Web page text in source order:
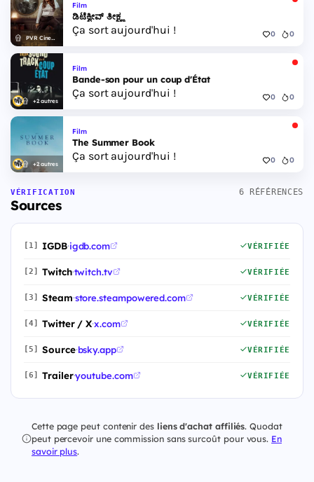
PVR Cinemas
Film
ಡಿಟೆಕ್ವೀವ್ ತೀಕ್ಷ್ಣ
Ça sort aujourd'hui ! 0 0
+2 autres
Film
Bande-son pour un coup d'État
Ça sort aujourd'hui ! 0 0
+2 autres
Film
The Summer Book
Ça sort aujourd'hui ! 0 0
VÉRIFICATION
Sources
6 RÉFÉRENCES
[1] IGDB·igdb.com VÉRIFIÉE
[2] Twitch·twitch.tv VÉRIFIÉE
[3] Steam·store.steampowered.com VÉRIFIÉE
[4] Twitter / X·x.com VÉRIFIÉE
[5] Source·bsky.app VÉRIFIÉE
[6] Trailer·youtube.com VÉRIFIÉE
Cette page peut contenir des liens d'achat affiliés. Quodat
peut percevoir une commission sans surcoût pour vous. En
savoir plus.